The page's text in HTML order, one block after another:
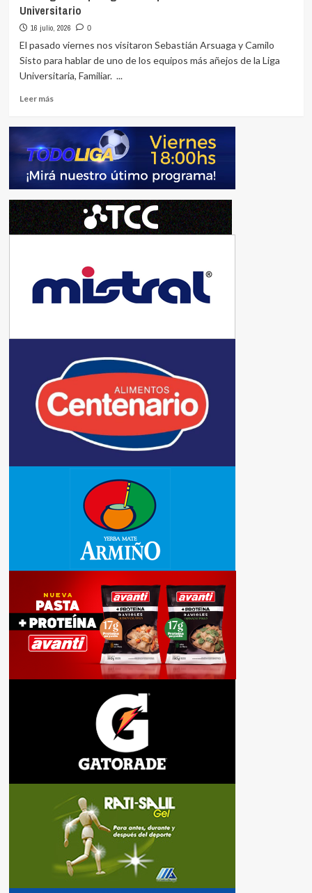
|
Programa
12
La
Blanqueada
Universitario
16 julio, 2026 0
El pasado viernes nos visitaron Sebastián Arsuaga y Camilo
Sisto para hablar de uno de los equipos más añejos de la Liga
Universitaria, Familiar. ...
Leer másLeer
2026
|
Programa
11
|
Entrevista
a